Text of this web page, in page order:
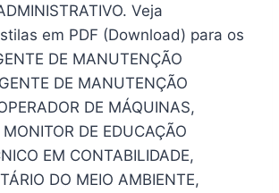
Veja
em PDF (Download) para os
DE MANUTENÇÃO
DE MANUTENÇÃO
DE MÁQUINAS,
DE EDUCAÇÃO
EM CONTABILIDADE,
DO MEIO AMBIENTE,